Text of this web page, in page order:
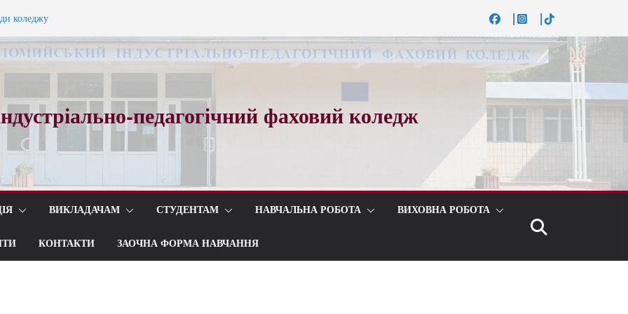
коледжу
вальсу…
педагогічний фаховий коледж
ВИКЛАДАЧАМ СТУДЕНТАМ НАВЧАЛЬНА РОБОТА ВИХОВНА РОБОТА
КОНТАКТИ ЗАОЧНА ФОРМА НАВЧАННЯ